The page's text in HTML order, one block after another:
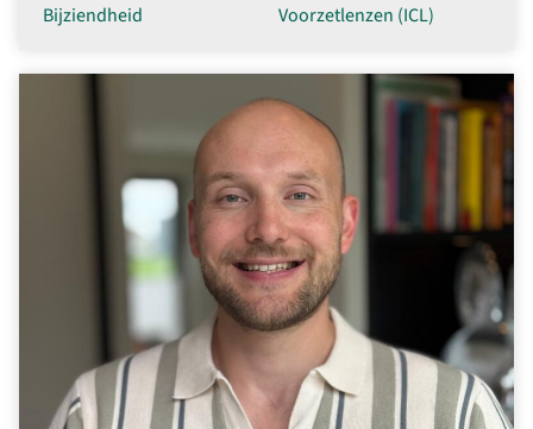
Bijziendheid
Voorzetlenzen (ICL)